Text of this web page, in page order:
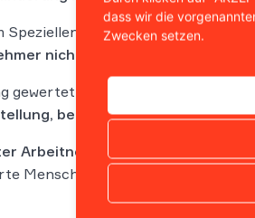
ist dies nochmal in
nicht aufgrund seiner
gewertet wird, konkretisiert das
bei der Durchführung
Arbeitnehmer sind in den
Menschen zu beschäftigen,
dass wir die
Zwecken setzen.